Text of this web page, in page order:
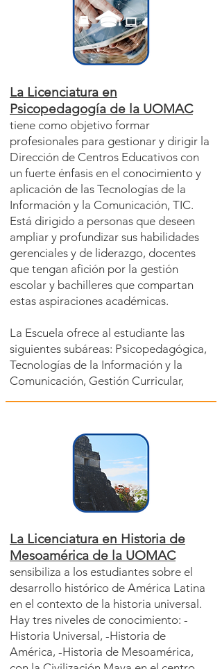
La Licenciatura en
Psicopedagogía de la UOMAC
tiene como objetivo formar
profesionales para gestionar y dirigir la
Dirección de Centros Educativos con
un fuerte énfasis en el conocimiento y
aplicación de las Tecnologías de la
Información y la Comunicación, TIC.
Está dirigido a personas que deseen
ampliar y profundizar sus habilidades
gerenciales y de liderazgo, docentes
que tengan afición por la gestión
escolar y bachilleres que compartan
estas aspiraciones académicas.
La Escuela ofrece al estudiante las
siguientes subáreas: Psicopedagógica,
Tecnologías de la Información y la
Comunicación, Gestión Curricular,
La Licenciatura en Historia de
Mesoamérica de la UOMAC
sensibiliza a los estudiantes sobre el
desarrollo histórico de América Latina
en el contexto de la historia universal.
Hay tres niveles de conocimiento: -
Historia Universal, -Historia de
América, -Historia de Mesoamérica,